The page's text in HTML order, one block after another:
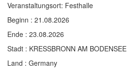
Veranstaltungsort: Festhalle
Beginn : 21.08.2026
Ende : 23.08.2026
Stadt : KRESSBRONN AM BODENSEE
Land : Germany